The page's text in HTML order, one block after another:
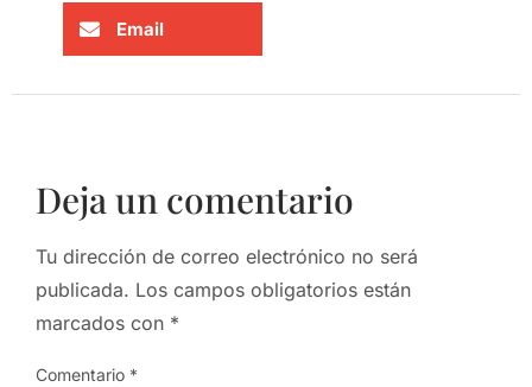
Email
Deja un comentario
Tu dirección de correo electrónico no será
publicada. Los campos obligatorios están
marcados con *
Comentario *